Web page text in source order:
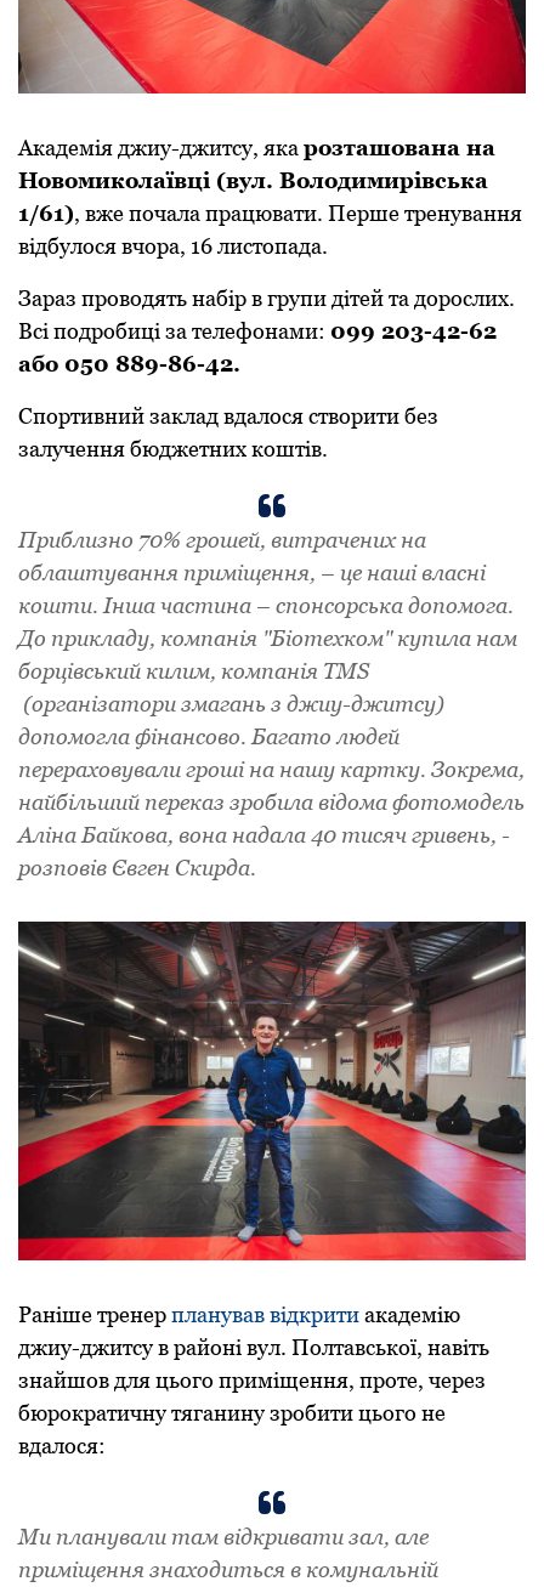
Академія джиу-джитсу, яка розташована на
Новомиколаївці (вул. Володимирівська
1/61), вже почала працювати. Перше тренування
відбулося вчора, 16 листопада.
Зараз проводять набір в групи дітей та дорослих.
Всі подробиці за телефонами: 099 203-42-62
або 050 889-86-42.
Спортивний заклад вдалося створити без
залучення бюджетних коштів.
Приблизно 70% грошей, витрачених на
облаштування приміщення, – це наші власні
кошти. Інша частина – спонсорська допомога.
До прикладу, компанія "Біотехком" купила нам
борцівський килим, компанія TMS
(організатори змагань з джиу-джитсу)
допомогла фінансово. Багато людей
перераховували гроші на нашу картку. Зокрема,
найбільший переказ зробила відома фотомодель
Аліна Байкова, вона надала 40 тисяч гривень, -
розповів Євген Скирда.
Раніше тренерпланував відкритиакадемію
джиу-джитсу в районі вул. Полтавської, навіть
знайшов для цього приміщення, проте, через
бюрократичну тяганину зробити цього не
вдалося:
Ми планували там відкривати зал, але
приміщення знаходиться в комунальній